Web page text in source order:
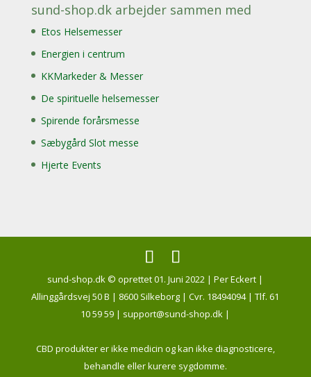
sund-shop.dk arbejder sammen med
Etos Helsemesser
Energien i centrum
KKMarkeder & Messer
De spirituelle helsemesser
Spirende forårsmesse
Sæbygård Slot messe
Hjerte Events
sund-shop.dk © oprettet 01. Juni 2022 | Per Eckert |
Allinggårdsvej 50 B | 8600 Silkeborg | Cvr. 18494094 | Tlf. 61
10 59 59 | support@sund-shop.dk |
CBD produkter er ikke medicin og kan ikke diagnosticere,
behandle eller kurere sygdomme.